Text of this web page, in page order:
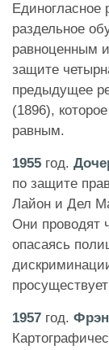
раздельное
равноценным
защите
предыдущее
(1896),
равным.
1955 год.
по защите
Лайон и Дел
Они проводят
опасаясь
1957 год.